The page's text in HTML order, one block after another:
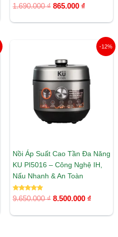
Được xếp
hạng
1.690.000₫ 865.000 ₫
-12%
Nồi Áp Suất Cao Tần Đa Năng
KU PI5016 – Công Nghệ IH,
Nấu Nhanh & An Toàn
Được xếp
hạng
9.650.000₫
là:
9.650.000 ₫.
8.500.000 ₫
Giá
hiện